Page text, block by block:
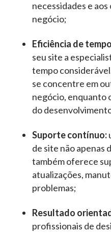
necessidades e
negócio;
Eficiência de
seu site a
tempo
se concentre em
negócio, enquanto
do
Suporte contínuo:
de site não apenas
também oferece
atualizações,
problemas;
Resultado
profissionais de